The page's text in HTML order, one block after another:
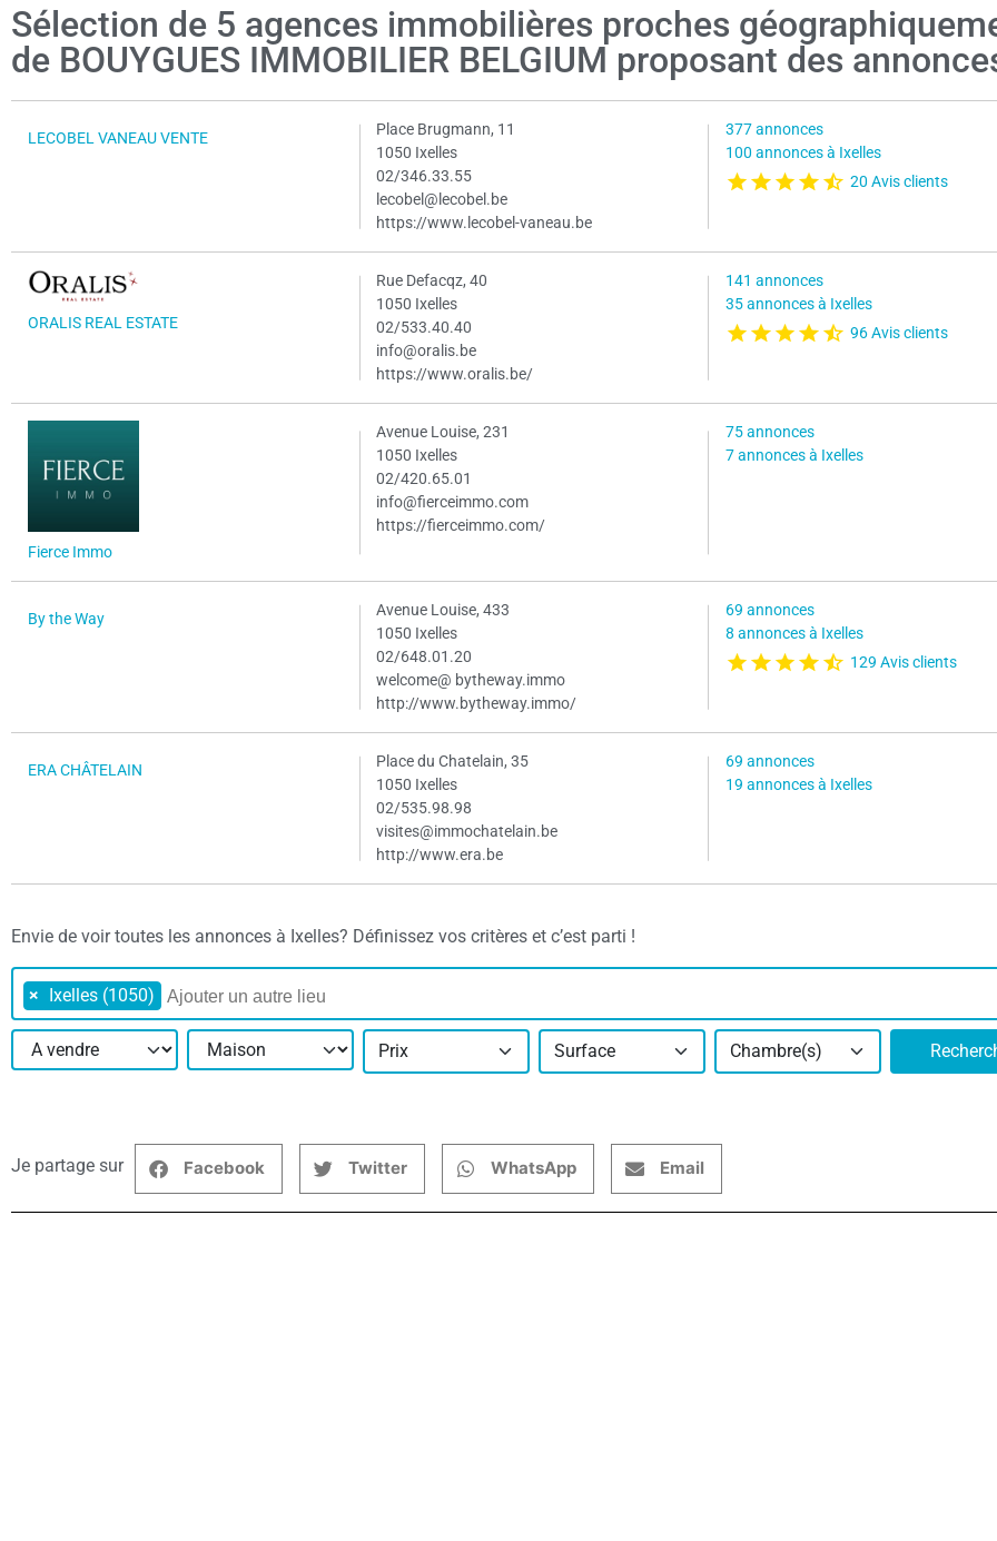
Sélection de 5 agences immobilières proches
de BOUYGUES IMMOBILIER BELGIUM proposant des
LECOBEL VANEAU VENTE
Place Brugmann, 11
1050 Ixelles
02/346.33.55
lecobel@lecobel.be
https://www.lecobel-vaneau.be
377 annonces
100 annonces à Ixelles
20 Avis clients
ORALIS REAL ESTATE
Rue Defacqz, 40
1050 Ixelles
02/533.40.40
info@oralis.be
https://www.oralis.be/
141 annonces
35 annonces à Ixelles
96 Avis clients
Fierce Immo
Avenue Louise, 231
1050 Ixelles
02/420.65.01
info@fierceimmo.com
https://fierceimmo.com/
75 annonces
7 annonces à Ixelles
By the Way
Avenue Louise, 433
1050 Ixelles
02/648.01.20
welcome@ bytheway.immo
http://www.bytheway.immo/
69 annonces
8 annonces à Ixelles
129 Avis clients
ERA CHÂTELAIN
Place du Chatelain, 35
1050 Ixelles
02/535.98.98
visites@immochatelain.be
http://www.era.be
69 annonces
19 annonces à Ixelles
Envie de voir toutes les annonces à Ixelles? Définissez vos critères et c’est parti !
× Ixelles (1050)
Prix Surface Chambre(s)
Je partage sur Facebook Twitter WhatsApp Email